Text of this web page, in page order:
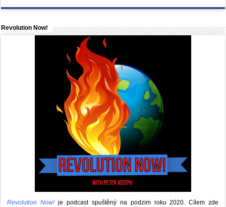
Revolution Now!
Revolution Now! je podcast spuštěný na podzim roku 2020.Cílem zde